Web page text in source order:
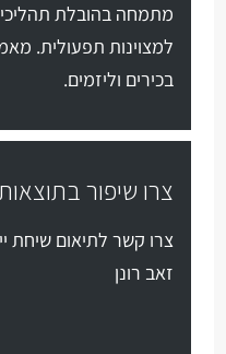
מתמחה בהובלת
למצוינות תפעולית.
בכירים וליזמים.
צרו שיפור
זאב רונן